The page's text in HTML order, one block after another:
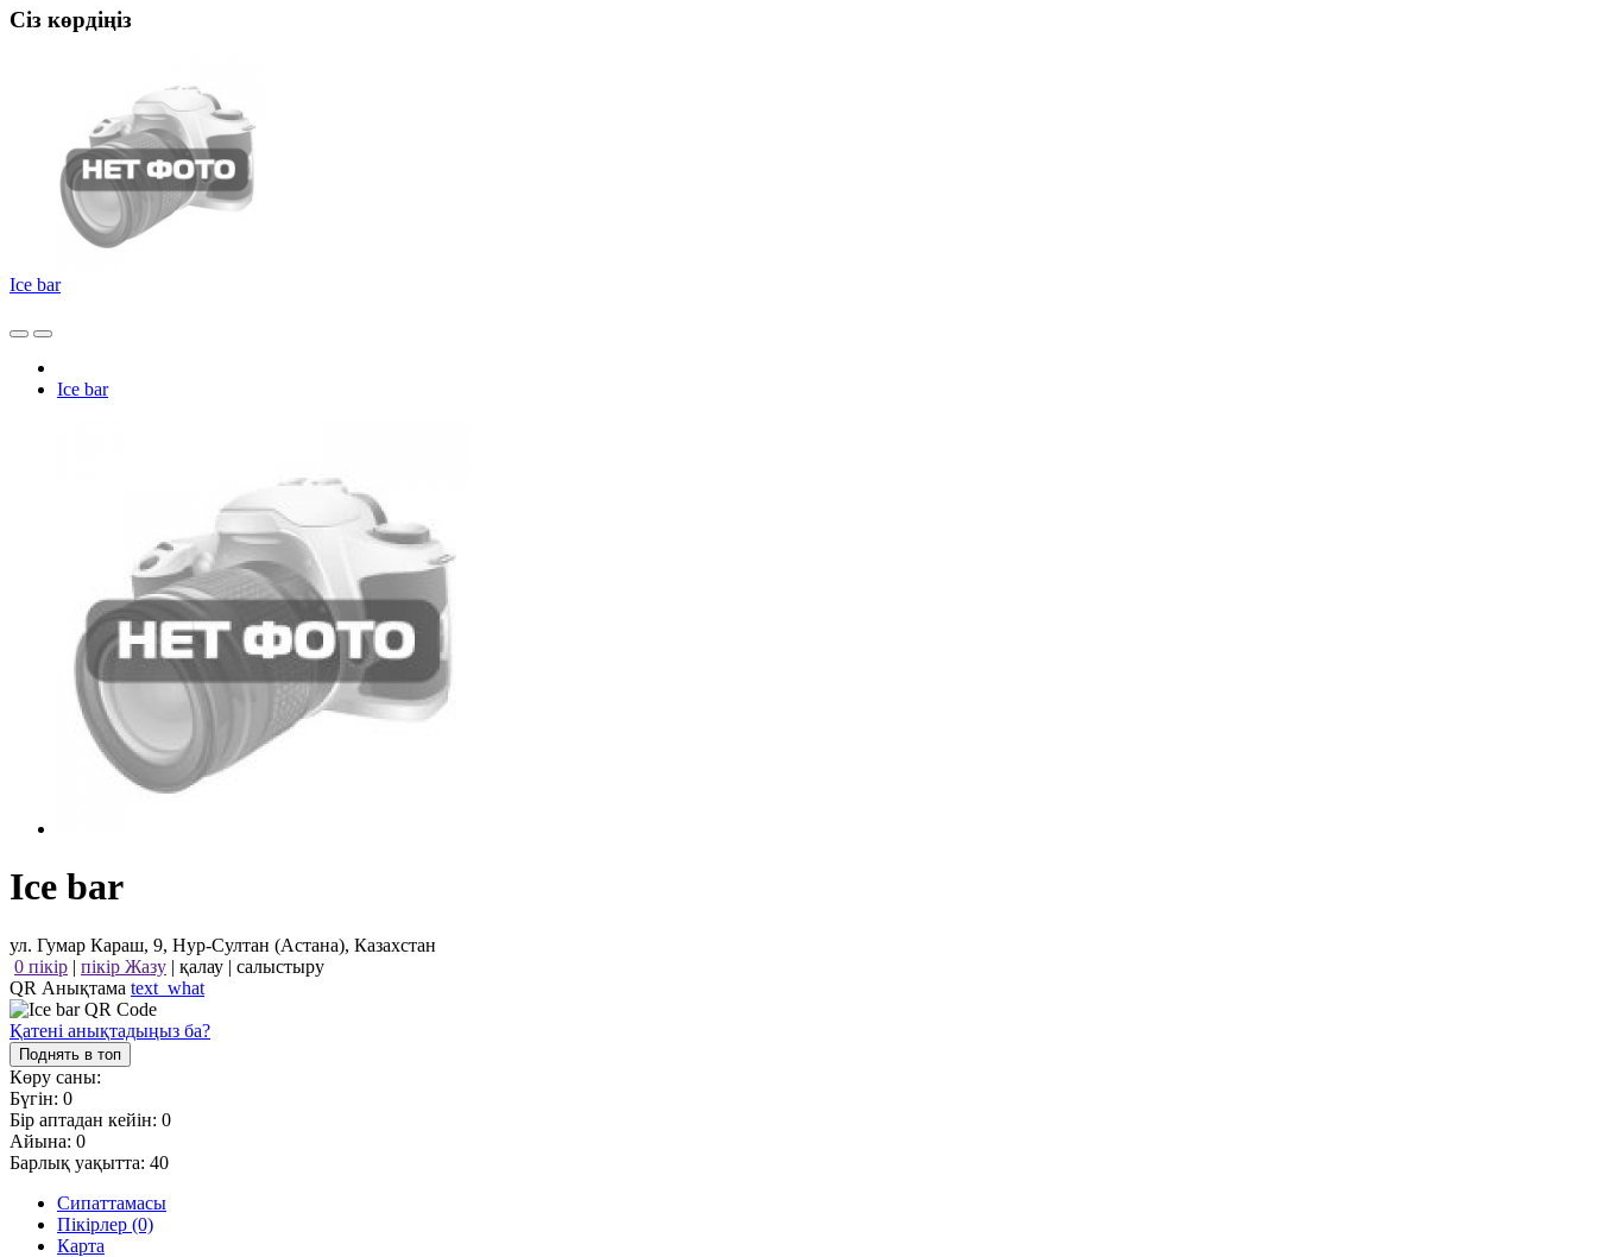
Сіз көрдіңіз
Ice bar
Ice bar
Ice bar
ул. Гумар Караш, 9, Нур-Султан (Астана), Казахстан
0 пікір | пікір Жазу | қалау | салыстыру
QR Анықтама text_what
Қатені анықтадыңыз ба?
Поднять в топ
Көру саны:
Бүгін: 0
Бір аптадан кейін: 0
Айына: 0
Барлық уақытта: 40
Сипаттамасы
Пікірлер (0)
Карта